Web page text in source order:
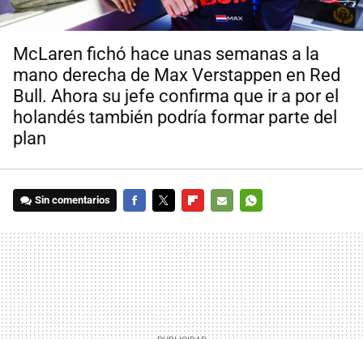
McLaren fichó hace unas semanas a la
mano derecha de Max Verstappen en Red
Bull. Ahora su jefe confirma que ir a por el
holandés también podría formar parte del
plan
Sin comentarios
MAIL